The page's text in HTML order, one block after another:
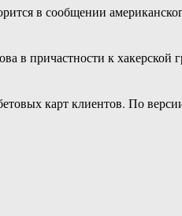
в сообщении
в причастности к хакерской
карт клиентов. По